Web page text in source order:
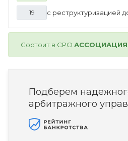
19 с реструктуризацией
Состоит в СРО
Подберем
арбитражного